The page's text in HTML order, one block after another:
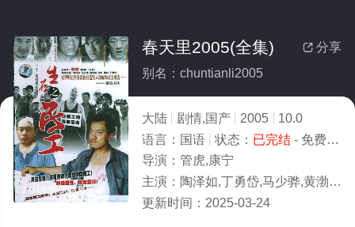
1-34全集/大结局
 分享
春天里2005(全集)
别名：chuntianli2005
大陆 剧情,国产 2005
10.0
语言： 国语 状态： 已完结- 免费在线观看
导演： 管虎,康宁
主演： 陶泽如,丁勇岱,马少骅,黄渤,雪村,孙松,王小毅,高秀敏,沙景昌,吕夏,丁宁,胡龙吟,赵亚波,公磊,王希,张小磊,胡晓光
更新时间： 2025-03-24